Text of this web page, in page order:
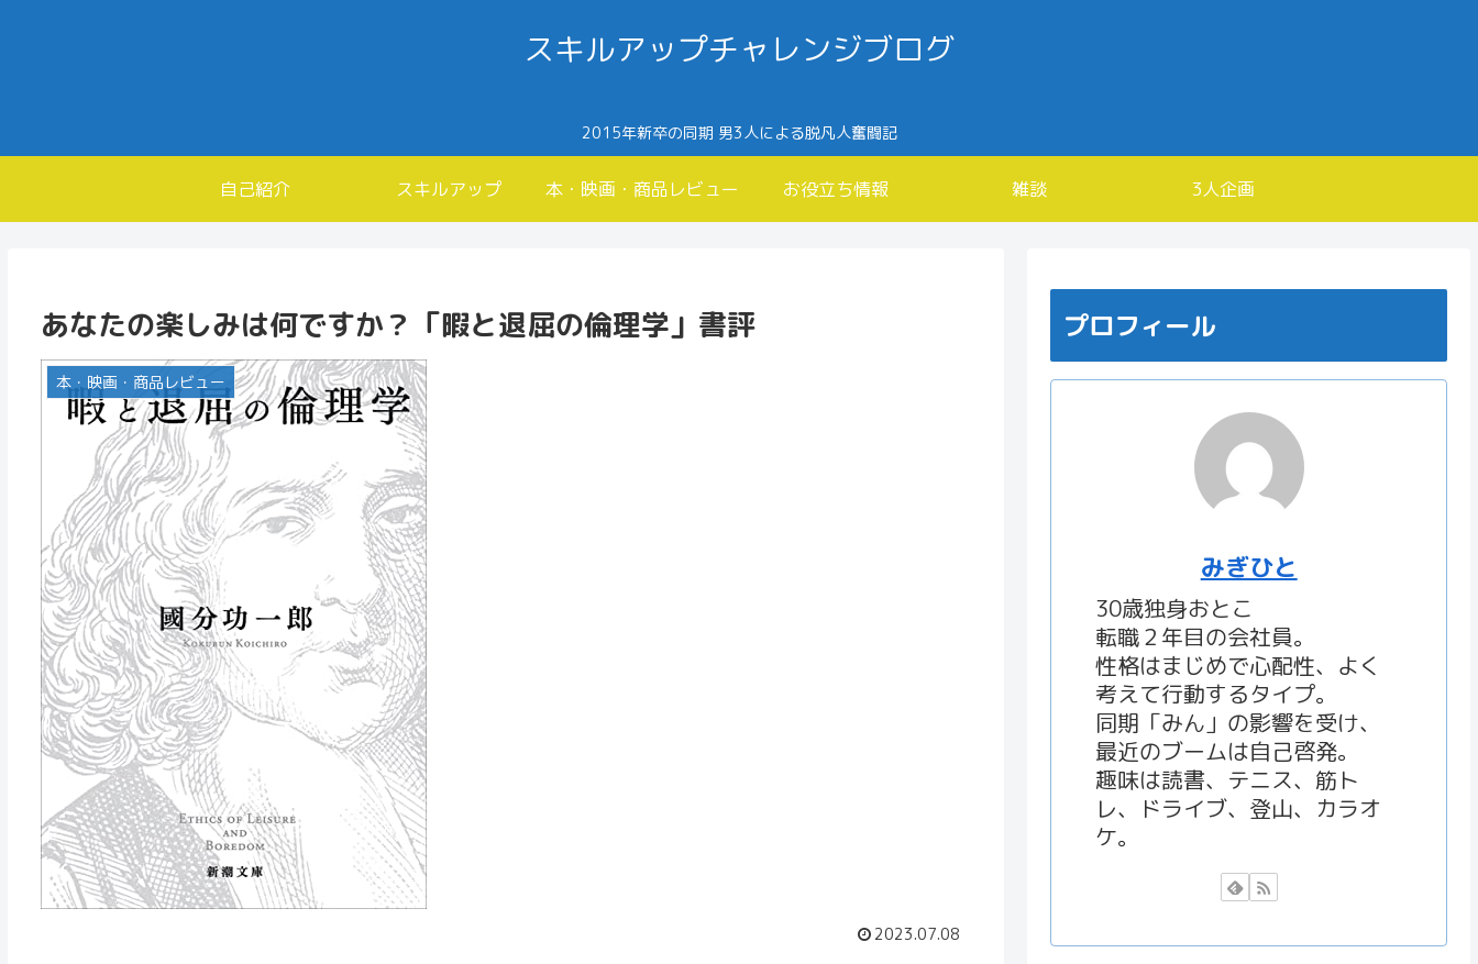
スキルアップチャレンジブログ
2015年新卒の同期 男3人による脱凡人奮闘記
自己紹介 スキルアップ 本・映画・商品レビュー お役立ち情報 雑談 3人企画
あなたの楽しみは何ですか？「暇と退屈の倫理学」書評
本・映画・商品レビュー
2023.07.08
プロフィール
みぎひと
30歳独身おとこ
転職２年目の会社員。
性格はまじめで心配性、よく
考えて行動するタイプ。
同期「みん」の影響を受け、
最近のブームは自己啓発。
趣味は読書、テニス、筋ト
レ、ドライブ、登山、カラオ
ケ。